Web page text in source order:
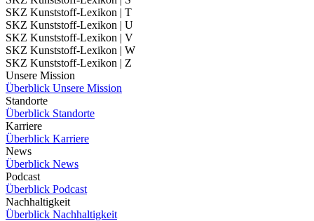
SKZ Kunststoff-Lexikon | T
SKZ Kunststoff-Lexikon | U
SKZ Kunststoff-Lexikon | V
SKZ Kunststoff-Lexikon | W
SKZ Kunststoff-Lexikon | Z
Unsere Mission
Überblick Unsere Mission
Standorte
Überblick Standorte
Karriere
Überblick Karriere
News
Überblick News
Podcast
Überblick Podcast
Nachhaltigkeit
Überblick Nachhaltigkeit